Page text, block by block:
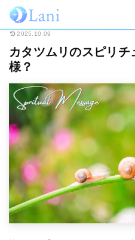
ホーム スピリチュアル カタツム
2025.10.09
カタツムリのスピリ
様？